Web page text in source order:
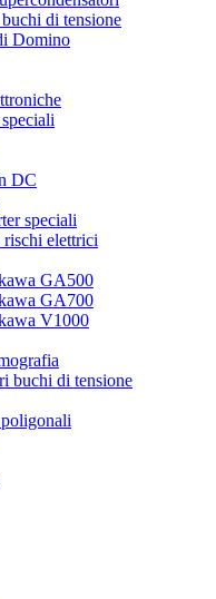
di tensione
Domino
DC
speciali
rischi elettrici
GA500
GA700
V1000
buchi di tensione